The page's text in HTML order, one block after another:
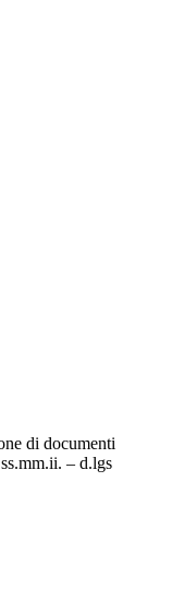
di documenti
– d.lgs